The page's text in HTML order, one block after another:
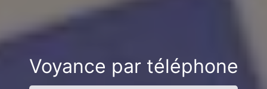
Voyance par téléphone